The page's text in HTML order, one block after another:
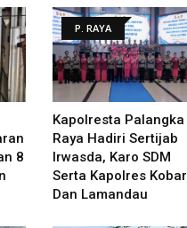
8
P. RAYA
Kapolresta Palangka
Raya Hadiri Sertijab
Irwasda, Karo SDM
Serta Kapolres Kobar
Dan Lamandau